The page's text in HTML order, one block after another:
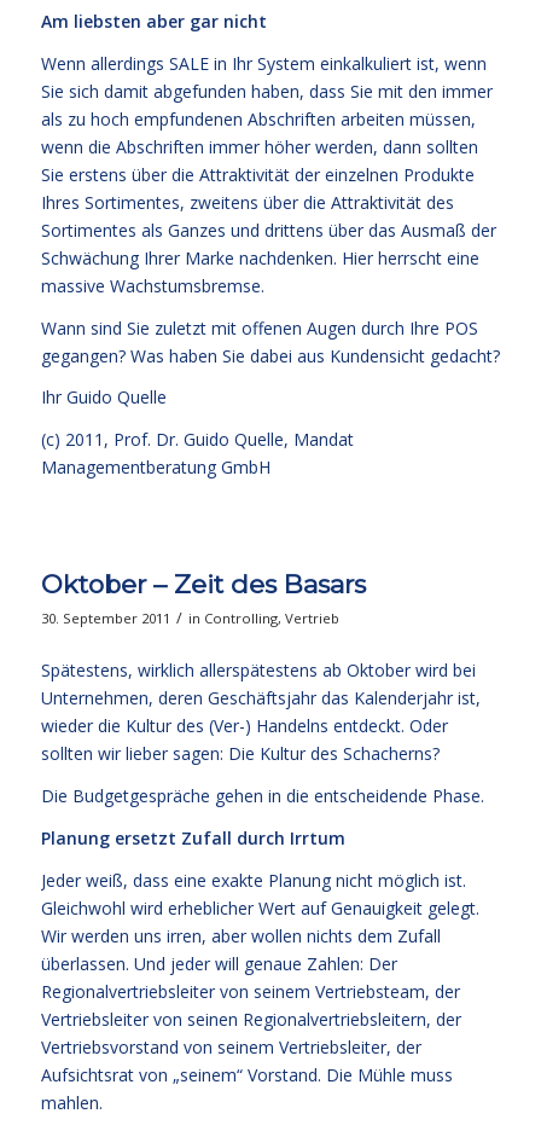
Am liebsten aber gar nicht
Wenn allerdings SALE in Ihr System einkalkuliert ist, wenn
Sie sich damit abgefunden haben, dass Sie mit den immer
als zu hoch empfundenen Abschriften arbeiten müssen,
wenn die Abschriften immer höher werden, dann sollten
Sie erstens über die Attraktivität der einzelnen Produkte
Ihres Sortimentes, zweitens über die Attraktivität des
Sortimentes als Ganzes und drittens über das Ausmaß der
Schwächung Ihrer Marke nachdenken. Hier herrscht eine
massive Wachstumsbremse.
Wann sind Sie zuletzt mit offenen Augen durch Ihre POS
gegangen? Was haben Sie dabei aus Kundensicht gedacht?
Ihr Guido Quelle
(c) 2011, Prof. Dr. Guido Quelle, Mandat
Managementberatung GmbH
Oktober – Zeit des Basars
30. September 2011 / in Controlling, Vertrieb
Spätestens, wirklich allerspätestens ab Oktober wird bei
Unternehmen, deren Geschäftsjahr das Kalenderjahr ist,
wieder die Kultur des (Ver-) Handelns entdeckt. Oder
sollten wir lieber sagen: Die Kultur des Schacherns?
Die Budgetgespräche gehen in die entscheidende Phase.
Planung ersetzt Zufall durch Irrtum
Jeder weiß, dass eine exakte Planung nicht möglich ist.
Gleichwohl wird erheblicher Wert auf Genauigkeit gelegt.
Wir werden uns irren, aber wollen nichts dem Zufall
überlassen. Und jeder will genaue Zahlen: Der
Regionalvertriebsleiter von seinem Vertriebsteam, der
Vertriebsleiter von seinen Regionalvertriebsleitern, der
Vertriebsvorstand von seinem Vertriebsleiter, der
Aufsichtsrat von „seinem“ Vorstand. Die Mühle muss
mahlen.